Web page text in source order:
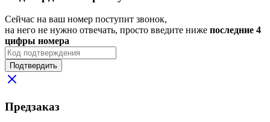
Сейчас на ваш номер поступит звонок,
на него не нужно отвечать, просто введите ниже последние 4
цифры номера
Подтвердить
Предзаказ